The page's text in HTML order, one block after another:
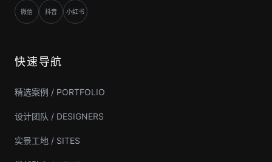
微信 抖音 小红书
快速导航
精选案例 / PORTFOLIO
设计团队 / DESIGNERS
实景工地 / SITES